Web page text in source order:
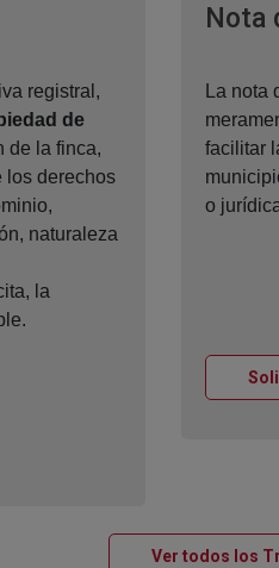
registral,
de
de la finca,
los derechos
naturaleza
la
Nota
La
facilitar
o
Ver todos los